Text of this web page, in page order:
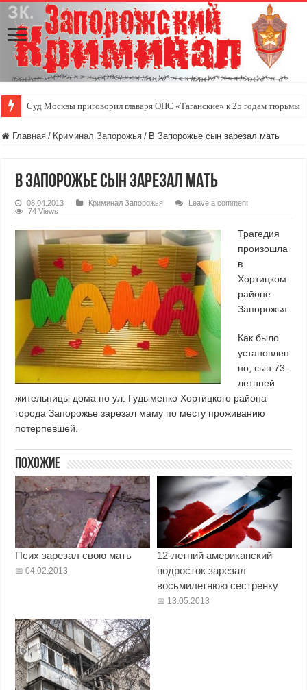
Суд Москвы приговорил главаря ОПС «Таганские» к 25 годам тюрьмы
Главная / Криминал Запорожья / В Запорожье сын зарезал мать
В Запорожье сын зарезал мать
08.04.2013 Криминал Запорожья
Leave a comment
74 Views
Трагедия
произошла
в
Хортицком
районе
Запорожья.
Как было
установлен
но, сын 73-
летнней
жительницы дома по ул. Гудыменко Хортицкого района
города Запорожье зарезал маму по месту проживанию
потерпевшей.
Похожие
Псих зарезал свою мать
04.02.2013
12-летний американский
подросток зарезал
восьмилетнюю сестренку
13.05.2013